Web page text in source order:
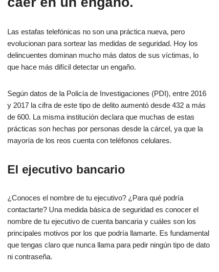
Las estafas telefónicas no son una práctica nueva, pero
evolucionan para sortear las medidas de seguridad. Hoy los
delincuentes dominan mucho más datos de sus víctimas, lo
que hace más difícil detectar un engaño.
Según datos de la Policía de Investigaciones (PDI), entre 2016
y 2017 la cifra de este tipo de delito aumentó desde 432 a más
de 600. La misma institución declara que muchas de estas
prácticas son hechas por personas desde la cárcel, ya que la
mayoría de los reos cuenta con teléfonos celulares.
El ejecutivo bancario
¿Conoces el nombre de tu ejecutivo? ¿Para qué podría
contactarte? Una medida básica de seguridad es conocer el
nombre de tu ejecutivo de cuenta bancaria y cuáles son los
principales motivos por los que podría llamarte. Es fundamental
que tengas claro que nunca llama para pedir ningún tipo de dato
ni contraseña.